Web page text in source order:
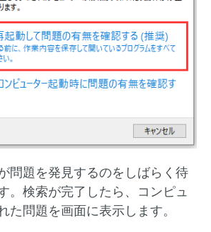
問題を発見するのをしばらく待
。検索が完了したら、コンピュ
た問題を画面に表示します。